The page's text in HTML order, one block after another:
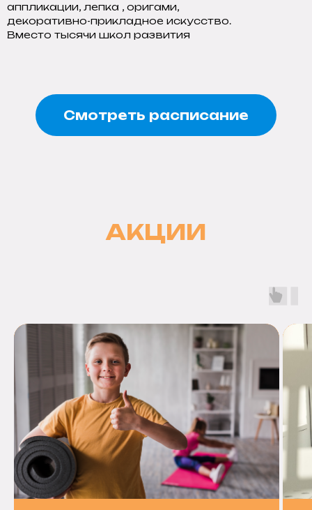
аппликации, лепка , оригами,
декоративно-прикладное искусство.
Вместо тысячи школ развития
Смотреть расписание
АКЦИИ